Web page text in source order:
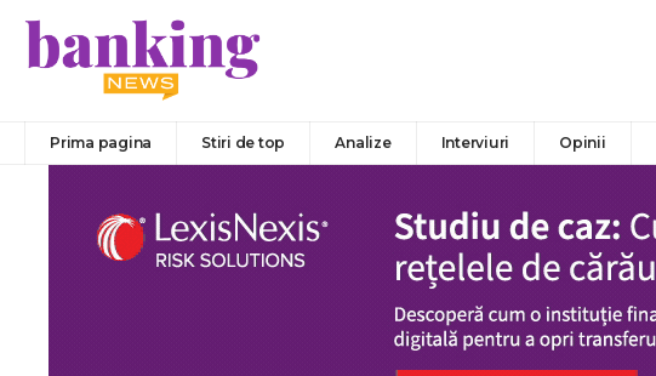
Prima pagina Stiri de top Analize Interviuri Opinii